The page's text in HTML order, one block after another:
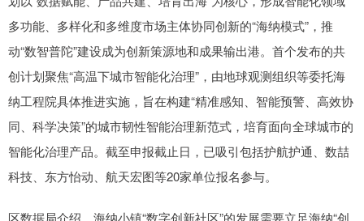
多功能、多样化和多维度市场主体协同创新的“海纳模式”，推
动“数智普陀”建设成为创新策源地和成果输出港。首个发布的共
创计划聚焦“高温下城市智能化治理”，由地球观测组织等委托海
纳工程院具体推进实施，旨在构建“精准感知、智能预警、高效协
同、科学决策”的城市韧性智能治理新范式，培育面向全球城市的
智能化治理产品。截至申报截止日，已吸引包括护航护通、数喆
科技、东方怡动、航天宏图等20家单位报名参与。
区数据局介绍，海纳小镇“数字创新社区”的发展需要立足海纳“创